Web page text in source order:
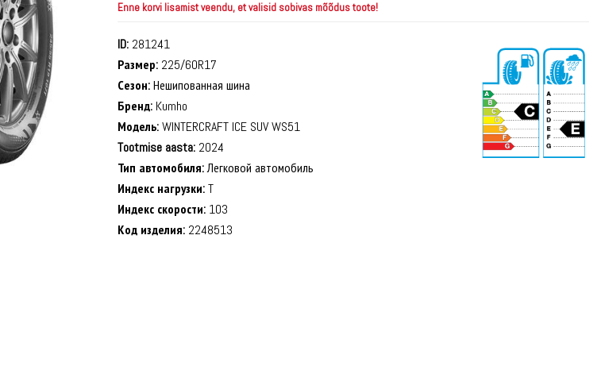
Enne korvi lisamist veendu, et valisid sobivas mõõdus toote!
ID: 281241
Размер: 225/60R17
Сезон:Нешипованная шина
Бренд: Kumho
Модель:WINTERCRAFT ICE SUV WS51
Tootmise aasta: 2024
Тип автомобиля:Легковой автомобиль
Индекс нагрузки:T
Индекс скорости: 103
Код изделия: 2248513